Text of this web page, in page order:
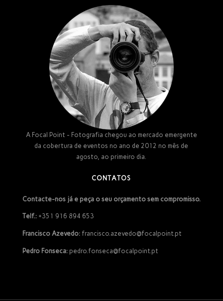
A Focal Point - Fotografia chegou ao mercado emergente
da cobertura de eventos no ano de 2012 no mês de
agosto, ao primeiro dia.
CONTATOS
Contacte-nos já e peça o seu orçamento sem compromisso.
Telf.:+351 916 894 653
Francisco Azevedo:francisco.azevedo@focalpoint.pt
Pedro Fonseca:pedro.fonseca@focalpoint.pt